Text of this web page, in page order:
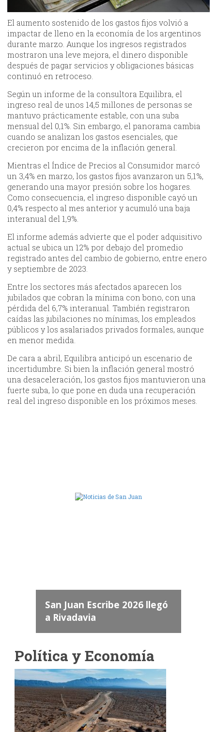
El aumento sostenido de los gastos fijos volvió a
impactar de lleno en la economía de los argentinos
durante marzo. Aunque los ingresos registrados
mostraron una leve mejora, el dinero disponible
después de pagar servicios y obligaciones básicas
continuó en retroceso.
Según un informe de la consultora Equilibra, el
ingreso real de unos 14,5 millones de personas se
mantuvo prácticamente estable, con una suba
mensual del 0,1%. Sin embargo, el panorama cambia
cuando se analizan los gastos esenciales, que
crecieron por encima de la inflación general.
Mientras el Índice de Precios al Consumidor marcó
un 3,4% en marzo, los gastos fijos avanzaron un 5,1%,
generando una mayor presión sobre los hogares.
Como consecuencia, el ingreso disponible cayó un
0,4% respecto al mes anterior y acumuló una baja
interanual del 1,9%.
El informe además advierte que el poder adquisitivo
actual se ubica un 12% por debajo del promedio
registrado antes del cambio de gobierno, entre enero
y septiembre de 2023.
Entre los sectores más afectados aparecen los
jubilados que cobran la mínima con bono, con una
pérdida del 6,7% interanual. También registraron
caídas las jubilaciones no mínimas, los empleados
públicos y los asalariados privados formales, aunque
en menor medida.
De cara a abril, Equilibra anticipó un escenario de
incertidumbre. Si bien la inflación general mostró
una desaceleración, los gastos fijos mantuvieron una
fuerte suba, lo que pone en duda una recuperación
real del ingreso disponible en los próximos meses.
San Juan Escribe 2026 llegó
a Rivadavia
Política y Economía